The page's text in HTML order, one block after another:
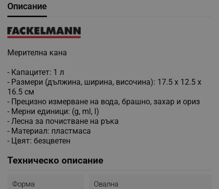
Описание
Мерителна кана
- Капацитет: 1 л
- Размери (дължина, ширина, височина): 17.5 х 12.5 х
16.5 см
- Прецизно измерване на вода, брашно, захар и ориз
- Мерни единици: (g, ml, l)
- Лесна за почистване на ръка
- Материал: пластмаса
- Цвят: безцветен
Техническо описание
Форма Овална